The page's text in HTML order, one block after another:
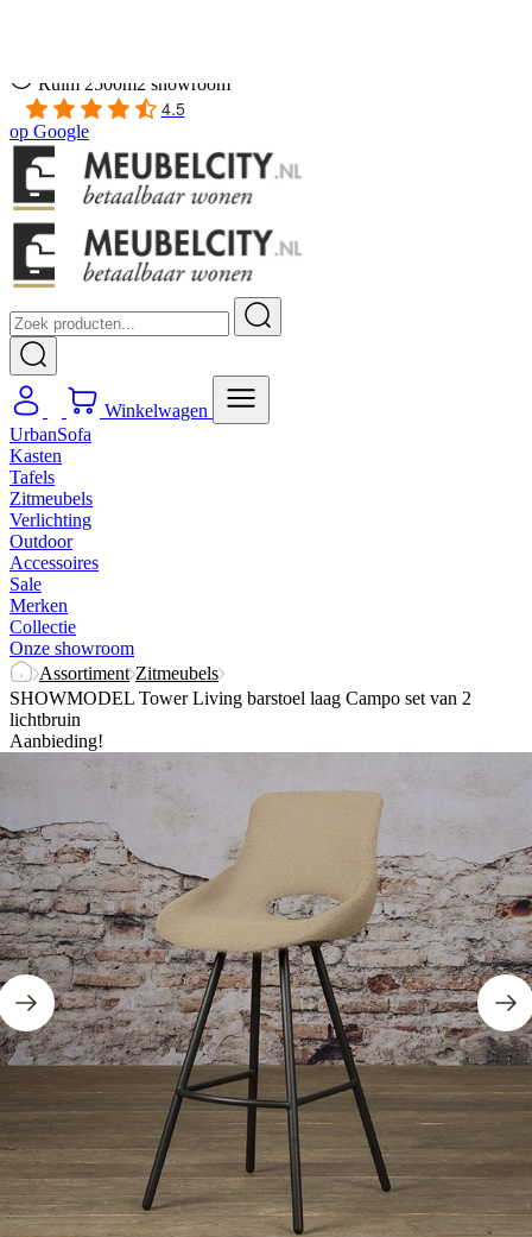
Ruim 2500m2 showroom
4.5
op Google
Winkelwagen
UrbanSofa
Kasten
Tafels
Zitmeubels
Verlichting
Outdoor
Accessoires
Sale
Merken
Collectie
Onze showroom
Assortiment Zitmeubels
SHOWMODEL Tower Living barstoel laag Campo set van 2
lichtbruin
Aanbieding!